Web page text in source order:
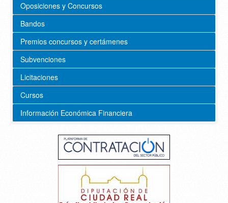
Oposiciones y Concursos
Bandos
Premios concursos y certámenes
Subvenciones
Licitaciones
Cursos
Información Económica Financiera